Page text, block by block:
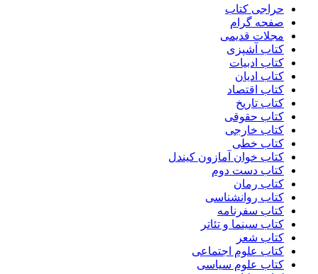
حراجی کتاب
صفحه گرام
مجلات قدیمی
کتاب آشپزی
کتاب ادبیات
کتاب ادیان
کتاب اقتصاد
کتاب تاریخ
کتاب حقوقی
کتاب خارجی
کتاب خطی
کتاب خوان آمازون کیندل
کتاب دست دوم
کتاب رمان
کتاب روانشناسی
کتاب سفرنامه
کتاب سینما و تئاتر
کتاب شعر
کتاب علوم اجتماعی
کتاب علوم سیاسی